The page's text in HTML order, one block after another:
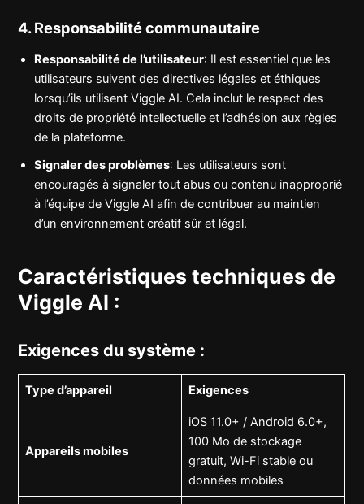
4. Responsabilité communautaire
Responsabilité de l’utilisateur: Il est essentiel que les
utilisateurs suivent des directives légales et éthiques
lorsqu’ils utilisent Viggle AI. Cela inclut le respect des
droits de propriété intellectuelle et l’adhésion aux règles
de la plateforme.
Signaler des problèmes: Les utilisateurs sont
encouragés à signaler tout abus ou contenu inapproprié
à l’équipe de Viggle AI afin de contribuer au maintien
d’un environnement créatif sûr et légal.
Caractéristiques techniques de
Viggle AI :
Exigences du système :
Type d’appareil Exigences
Appareils mobiles
iOS 11.0+ / Android 6.0+,
100 Mo de stockage
gratuit, Wi-Fi stable ou
données mobiles